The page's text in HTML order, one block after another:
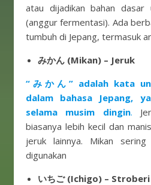
atau dijadikan bahan dasar
(anggur fermentasi). Ada
tumbuh di Jepang, termasuk
みかん (Mikan) – Jeruk
“みかん” adalah kata
dalam bahasa Jepang,
selama musim dingin.
biasanya lebih kecil dan
jeruk lainnya. Mikan
digunakan
いちご (Ichigo) – Stroberi